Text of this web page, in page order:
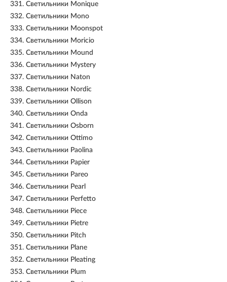
331. Светильники Monique
332. Светильники Mono
333. Светильники Moonspot
334. Светильники Moricio
335. Светильники Mound
336. Светильники Mystery
337. Светильники Naton
338. Светильники Nordic
339. Светильники Ollison
340. Светильники Onda
341. Светильники Osborn
342. Светильники Ottimo
343. Светильники Paolina
344. Светильники Papier
345. Светильники Pareo
346. Светильники Pearl
347. Светильники Perfetto
348. Светильники Piece
349. Светильники Pietre
350. Светильники Pitch
351. Светильники Plane
352. Светильники Pleating
353. Светильники Plum